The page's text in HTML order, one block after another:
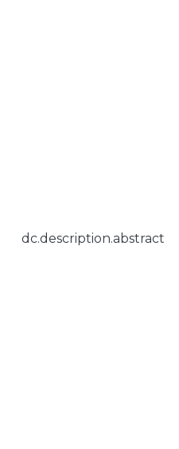
dc.description.abstract